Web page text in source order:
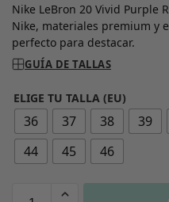
Nike LeBron 20 Vivid Purple
Nike, materiales premium y
perfecto para destacar.
GUÍA DE TALLAS
ELIGE TU TALLA (EU)
36 37 38 39
44
45 46